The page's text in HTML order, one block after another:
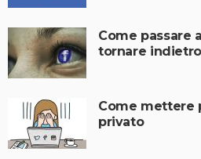
Come passare
tornare indietro
Come mettere
privato